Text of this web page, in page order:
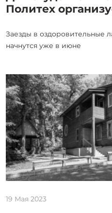
Политех
Заезды в оздоровительные
начнутся уже в июне
19 Мая 2023